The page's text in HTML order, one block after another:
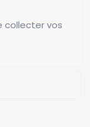
collecter vos